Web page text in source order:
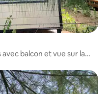
balcon et vue sur la